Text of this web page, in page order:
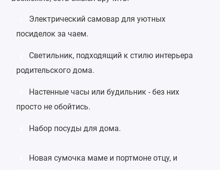
Электрический самовар для уютных
посиделок за чаем.
Светильник, подходящий к стилю интерьера
родительского дома.
Настенные часы илибудильник - без них
просто не обойтись.
Набор посуды для дома.
Новая сумочка маме и портмоне отцу, и